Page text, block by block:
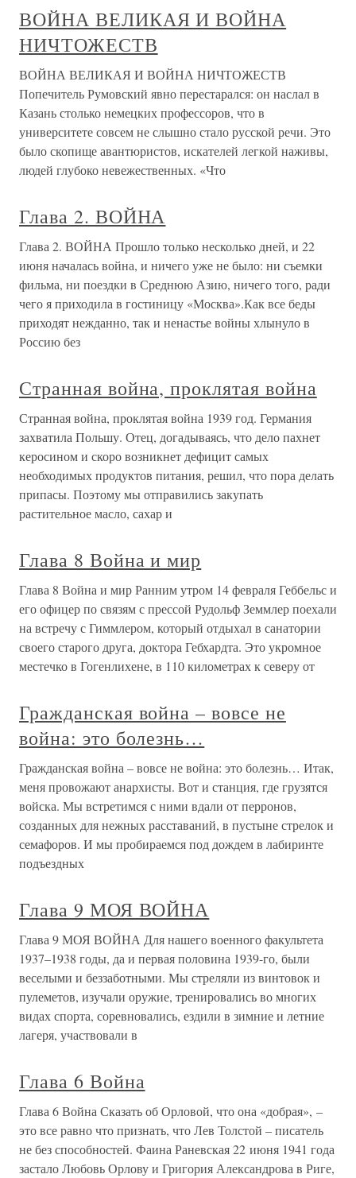
ВОЙНА ВЕЛИКАЯ И ВОЙНА
НИЧТОЖЕСТВ
ВОЙНА ВЕЛИКАЯ И ВОЙНА НИЧТОЖЕСТВ
Попечитель Румовский явно перестарался: он наслал в
Казань столько немецких профессоров, что в
университете совсем не слышно стало русской речи. Это
было скопище авантюристов, искателей легкой наживы,
людей глубоко невежественных. «Что
Глава 2. ВОЙНА
Глава 2. ВОЙНА Прошло только несколько дней, и 22
июня началась война, и ничего уже не было: ни съемки
фильма, ни поездки в Среднюю Азию, ничего того, ради
чего я приходила в гостиницу «Москва».Как все беды
приходят нежданно, так и ненастье войны хлынуло в
Россию без
Странная война, проклятая война
Странная война, проклятая война 1939 год. Германия
захватила Польшу. Отец, догадываясь, что дело пахнет
керосином и скоро возникнет дефицит самых
необходимых продуктов питания, решил, что пора делать
припасы. Поэтому мы отправились закупать
растительное масло, сахар и
Глава 8 Война и мир
Глава 8 Война и мир Ранним утром 14 февраля Геббельс и
его офицер по связям с прессой Рудольф Земмлер поехали
на встречу с Гиммлером, который отдыхал в санатории
своего старого друга, доктора Гебхардта. Это укромное
местечко в Гогенлихене, в 110 километрах к северу от
Гражданская война – вовсе не
война: это болезнь…
Гражданская война – вовсе не война: это болезнь… Итак,
меня провожают анархисты. Вот и станция, где грузятся
войска. Мы встретимся с ними вдали от перронов,
созданных для нежных расставаний, в пустыне стрелок и
семафоров. И мы пробираемся под дождем в лабиринте
подъездных
Глава 9 МОЯ ВОЙНА
Глава 9 МОЯ ВОЙНА Для нашего военного факультета
1937–1938 годы, да и первая половина 1939-го, были
веселыми и беззаботными. Мы стреляли из винтовок и
пулеметов, изучали оружие, тренировались во многих
видах спорта, соревновались, ездили в зимние и летние
лагеря, участвовали в
Глава 6 Война
Глава 6 Война Сказать об Орловой, что она «добрая», –
это все равно что признать, что Лев Толстой – писатель
не без способностей. Фаина Раневская 22 июня 1941 года
застало Любовь Орлову и Григория Александрова в Риге,